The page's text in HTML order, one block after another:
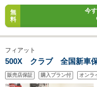
無
料
今
フィアット
500X クラブ 全国新車保
販売店保証 購入プラン付 オンラ